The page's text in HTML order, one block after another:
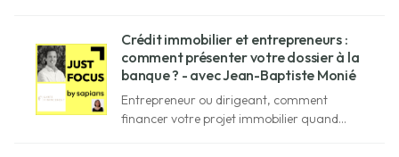
Crédit immobilier et entrepreneurs :
comment présenter votre dossier à la
banque ? - avec Jean-Baptiste Monié
Entrepreneur ou dirigeant, comment
financer votre projet immobilier quand